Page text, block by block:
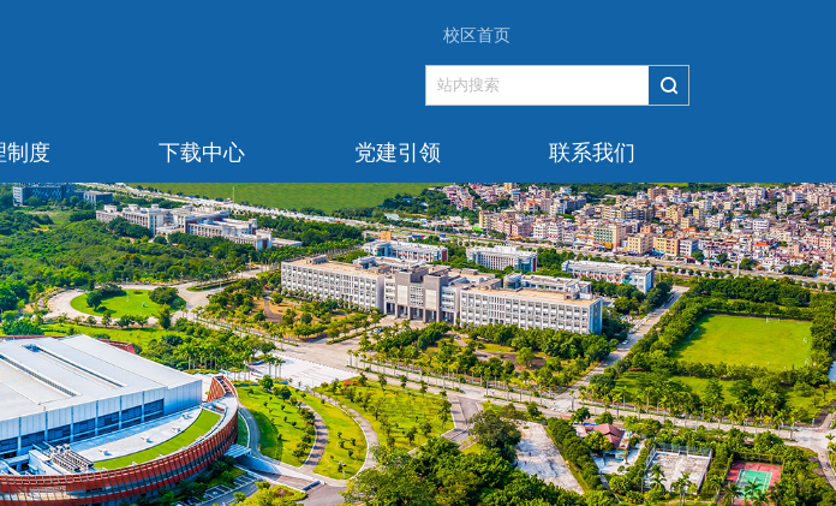
校区首页
制度 下载中心 党建引领 联系我们